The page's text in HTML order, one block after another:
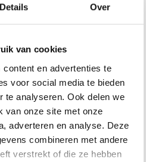
Details Over
van cookies
en advertenties te
voor social media te bieden
te analyseren. Ook delen we
van onze site met onze
adverteren en analyse. Deze
combineren met andere
verstrekt of die ze hebben
de Gentenaars als een prachtig
SALONS